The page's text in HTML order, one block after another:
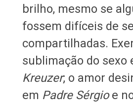
brilho, mesmo se
fossem difíceis de
compartilhadas.
sublimação do sexo
Kreuzer; o amor
em Padre Sérgioe